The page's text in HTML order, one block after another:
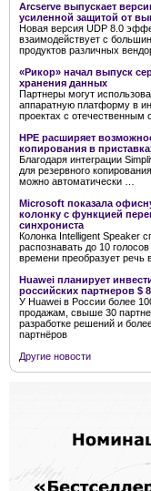
Arcserve выпускает
усиленной защитой от
Новая версия UDP 8.0
взаимодействует с
продуктов различных
«Рикор» начал выпуск
хранения данных
Партнеры могут
аппаратную платформу в
проектах с отечественным
HPE расширяет
копирования в
Благодаря интеграции
для резервного
можно автоматически …
Microsoft показала
колонку с функцией
синхрониста
Колонка Intelligent Speaker
распознавать до 10
времени преобразует речь
Huawei планирует
российских партнеров $
У Huawei в России более
продажам, свыше 30
разработке решений и
партнёров
Другие новости